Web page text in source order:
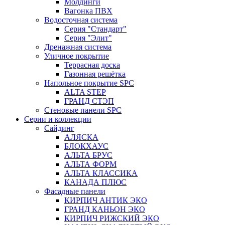
Молдинги
Вагонка ПВХ
Водосточная система
Серия "Стандарт"
Серия "Элит"
Дренажная система
Уличное покрытие
Террасная доска
Газонная решётка
Напольное покрытие SPC
ALTA STEP
ГРАНД СТЭП
Стеновые панели SPC
Серии и коллекции
Сайдинг
АЛЯСКА
БЛОКХАУС
АЛЬТА БРУС
АЛЬТА ФОРМ
АЛЬТА КЛАССИКА
КАНАДА ПЛЮС
Фасадные панели
КИРПИЧ АНТИК ЭКО
ГРАНД КАНЬОН ЭКО
КИРПИЧ РИЖСКИЙ ЭКО